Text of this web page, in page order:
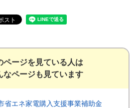
ページを見ている人は
なページも見ています
エネ家電購入支援事業補助金